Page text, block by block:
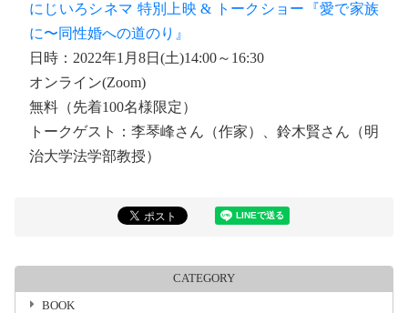
にじいろシネマ 特別上映 & トークショー『愛で家族
に〜同性婚への道のり』
日時：2022年1月8日(土)14:00～16:30
オンライン(Zoom)
無料（先着100名様限定）
トークゲスト：李琴峰さん（作家）、鈴木賢さん（明
治大学法学部教授）
CATEGORY
BOOK